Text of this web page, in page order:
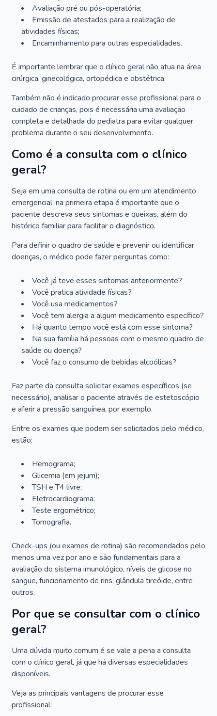
Avaliação pré ou pós-operatória;
Emissão de atestados para a realização de
atividades físicas;
Encaminhamento para outras especialidades.
É importante lembrar que o clínico geral não atua na área
cirúrgica, ginecológica, ortopédica e obstétrica.
Também não é indicado procurar esse profissional para o
cuidado de crianças, pois é necessária uma avaliação
completa e detalhada do pediatra para evitar qualquer
problema durante o seu desenvolvimento.
Como é a consulta com o clínico
geral?
Seja em uma consulta de rotina ou em um atendimento
emergencial, na primeira etapa é importante que o
paciente descreva seus sintomas e queixas, além do
histórico familiar para facilitar o diagnóstico.
Para definir o quadro de saúde e prevenir ou identificar
doenças, o médico pode fazer perguntas como:
Você já teve esses sintomas anteriormente?
Você pratica atividade físicas?
Você usa medicamentos?
Você tem alergia a algum medicamento específico?
Há quanto tempo você está com esse sintoma?
Na sua família há pessoas com o mesmo quadro de
saúde ou doença?
Você faz o consumo de bebidas alcoólicas?
Faz parte da consulta solicitar exames específicos (se
necessário), analisar o paciente através de estetoscópio
e aferir a pressão sanguínea, por exemplo.
Entre os exames que podem ser solicitados pelo médico,
estão:
Hemograma;
Glicemia (em jejum);
TSH e T4 livre;
Eletrocardiograma;
Teste ergométrico;
Tomografia.
Check-ups (ou exames de rotina) são recomendados pelo
menos uma vez por ano e são fundamentais para a
avaliação do sistema imunológico, níveis de glicose no
sangue, funcionamento de rins, glândula tireóide, entre
outros.
Por que se consultar com o clínico
geral?
Uma dúvida muito comum é se vale a pena a consulta
com o clínico geral, já que há diversas especialidades
disponíveis.
Veja as principais vantagens de procurar esse
profissional: